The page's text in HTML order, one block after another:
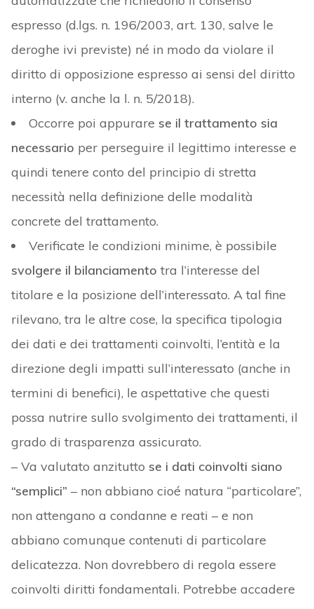
espresso (d.lgs. n. 196/2003, art. 130, salve le
deroghe ivi previste) né in modo da violare il
diritto di opposizione espresso ai sensi del diritto
interno (v. anche la l. n. 5/2018).
Occorre poi appurare se il trattamento sia
necessario per perseguire il legittimo interesse e
quindi tenere conto del principio di stretta
necessità nella definizione delle modalità
concrete del trattamento.
Verificate le condizioni minime, è possibile
svolgere il bilanciamento tra l’interesse del
titolare e la posizione dell’interessato. A tal fine
rilevano, tra le altre cose, la specifica tipologia
dei dati e dei trattamenti coinvolti, l’entità e la
direzione degli impatti sull’interessato (anche in
termini di benefici), le aspettative che questi
possa nutrire sullo svolgimento dei trattamenti, il
grado di trasparenza assicurato.
– Va valutato anzitutto se i dati coinvolti siano
“semplici” – non abbiano cioé natura “particolare”,
non attengano a condanne e reati – e non
abbiano comunque contenuti di particolare
delicatezza. Non dovrebbero di regola essere
coinvolti diritti fondamentali. Potrebbe accadere